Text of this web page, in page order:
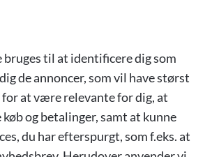
til at identificere dig som
de annoncer, som vil have størst
at være relevante for dig, at
og betalinger, samt at kunne
du har efterspurgt, som f.eks. at